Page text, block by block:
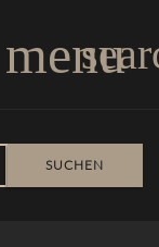
menu
SUCHEN